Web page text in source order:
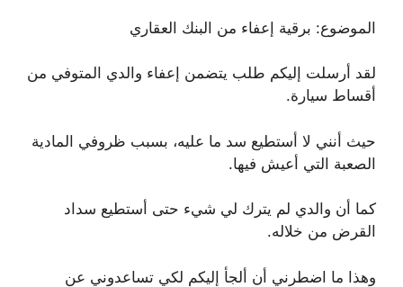
الموضوع: برقية إعفاء من البنك العقاري
لقد أرسلت إليكم طلب يتضمن إعفاء والدي المتوفي من
أقساط سيارة.
حيث أنني لا أستطيع سد ما عليه، بسبب ظروفي المادية
الصعبة التي أعيش فيها.
كما أن والدي لم يترك لي شيء حتى أستطيع سداد
القرض من خلاله.
وهذا ما اضطرني أن ألجأ إليكم لكي تساعدوني عن